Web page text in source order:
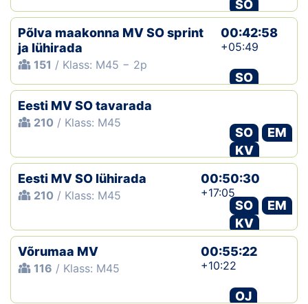
SO
Põlva maakonna MV SO sprint
ja lühirada
151 / Klass: M45 − 2p
00:42:58
+05:49
SO
Eesti MV SO tavarada
210 / Klass: M45
SO
EM
KV
Eesti MV SO lühirada
210 / Klass: M45
00:50:30
+17:05
SO
EM
KV
Võrumaa MV
116 / Klass: M45
00:55:22
+10:22
OJ